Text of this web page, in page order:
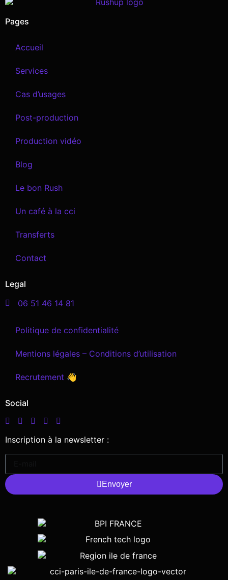
Pages
Accueil
Services
Cas d’usages
Post-production
Production vidéo
Blog
Le bon Rush
Un café à la cci
Transferts
Contact
Legal
06 51 46 14 81
Politique de confidentialité
Mentions légales – Conditions d’utilisation
Recrutement 👋
Social
Inscription à la newsletter :
Envoyer